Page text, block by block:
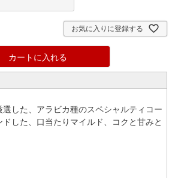
お気に入りに登録する
カートに入れる
した、アラビカ種のスペシャルティコー
した、口当たりマイルド、コクと甘みと